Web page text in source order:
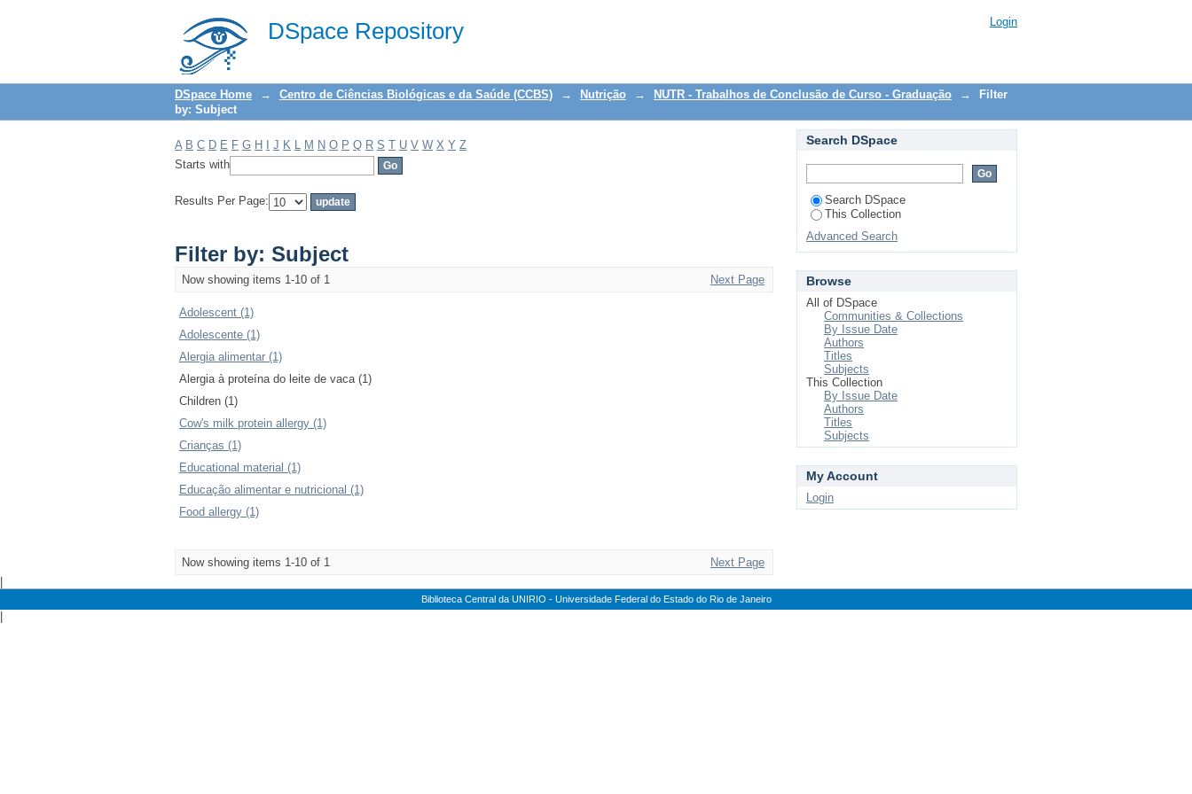
DSpace Repository
Filter by: Subject Login
DSpace Home → Centro de Ciências Biológicas e da Saúde (CCBS) → Nutrição → NUTR - Trabalhos de Conclusão de Curso - Graduação →
Filter
by: Subject
A B C D E F G H J K L M N O P Q R S T U V W X Y Z
Starts with
Results Per Page:
Filter by: Subject
Now showing items 1-10 of 1 Next Page
Adolescent (1)
Adolescente (1)
Alergia alimentar (1)
Alergia à proteína do leite de vaca (1)
Children (1)
Cow's milk protein allergy (1)
Crianças (1)
Educational material (1)
Educação alimentar e nutricional (1)
Food allergy (1)
Now showing items 1-10 of 1 Next Page
Search DSpace
Search DSpace
This Collection
Advanced Search
Browse
All of DSpace
Communities & Collections
By Issue Date
Authors
Titles
Subjects
This Collection
By Issue Date
Authors
Titles
Subjects
My Account
Login
Biblioteca Central da UNIRIO - Universidade Federal do Estado do Rio de Janeiro